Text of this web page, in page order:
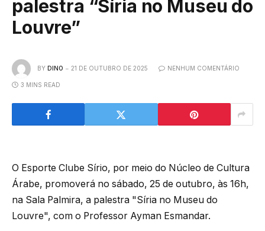
palestra “Síria no Museu do
Louvre”
BY DINO 21 DE OUTUBRO DE 2025 NENHUM COMENTÁRIO
3 MINS READ
O Esporte Clube Sírio, por meio do Núcleo de Cultura
Árabe, promoverá no sábado, 25 de outubro, às 16h,
na Sala Palmira, a palestra "Síria no Museu do
Louvre", com o Professor Ayman Esmandar.